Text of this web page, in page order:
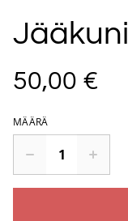
50,00 €
MÄÄRÄ